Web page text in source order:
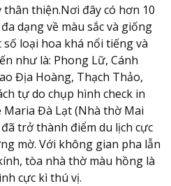
thiện.Nơi đây có hơn 10
dạng về màu sắc và giống
loại hoa khá nổi tiếng và
như là: Phong Lữ, Cánh
Địa Hoàng, Thạch Thảo,
tự do chụp hình check in
Maria Đà Lạt (Nhà thờ Mai
trở thành điểm du lịch cực
mờ. Với không gian pha lẫn
tòa nhà thờ màu hồng là
cực kì thú vị.